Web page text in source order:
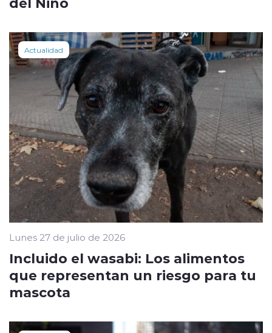
Actualidad
Lunes 27 de julio de 2026
Incluido el wasabi: Los alimentos
que representan un riesgo para tu
mascota